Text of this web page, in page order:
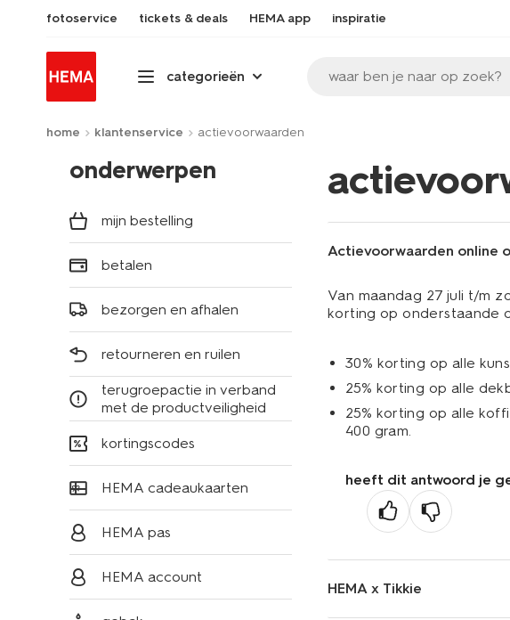
fotoservice tickets & deals HEMA app inspiratie
categorieën waar ben je naar op zoek?
home klantenservice actievoorwaarden
onderwerpen
mijn bestelling
betalen
bezorgen en afhalen
retourneren en ruilen
terugroepactie in verband
met de productveiligheid
kortingscodes
HEMA cadeaukaarten
HEMA pas
HEMA account
Actievoorwaarden online
Van maandag 27 juli t/m
korting op onderstaande
30% korting op alle
25% korting op alle
25% korting op alle
400 gram.
heeft dit antwoord je
HEMA x Tikkie